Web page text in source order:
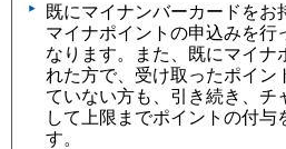
既にマイナンバーカードをお
マイナポイントの申込みを行
なります。また、既にマイナ
れた方で、受け取ったポイン
ていない方も、引き続き、チ
して上限までポイントの付与
す。